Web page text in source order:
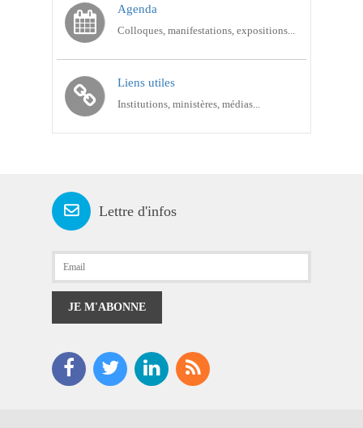
Agenda
Colloques, manifestations, expositions...
Liens utiles
Institutions, ministères, médias...
Lettre d'infos
JE M'ABONNE